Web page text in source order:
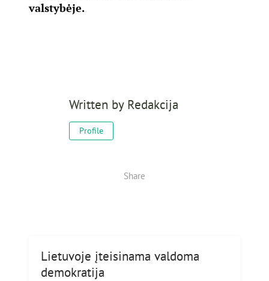
valstybėje.
Written by Redakcija
Profile
Share
Lietuvoje įteisinama valdoma
demokratija